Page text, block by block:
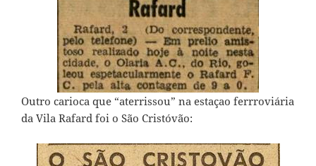
Outro carioca que “aterrissou” na estaçao ferrroviária
da Vila Rafard foi o São Cristóvão: